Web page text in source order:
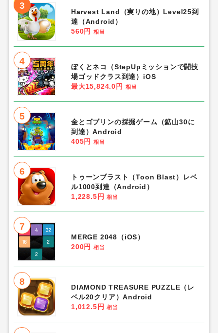
3
Harvest Land（実りの地）Level25到
達（Android）
560円
相当
4
ぼくとネコ（StepUpミッションで闘技
場ゴッドクラス到達）iOS
最大15,824.0円
相当
5
金とゴブリンの採掘ゲーム（鉱山30に
到達）Android
405円
相当
6
トゥーンブラスト（Toon Blast）レベ
ル1000到達（Android）
1,228.5円
相当
7
MERGE 2048（iOS）
200円
相当
8
DIAMOND TREASURE PUZZLE（レ
ベル20クリア）Android
1,012.5円
相当